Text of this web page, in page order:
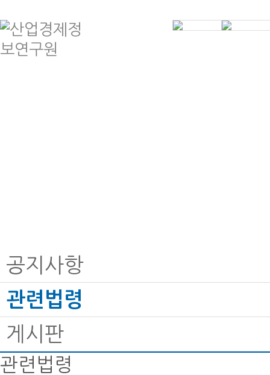
공지사항
관련법령
게시판
관련법령